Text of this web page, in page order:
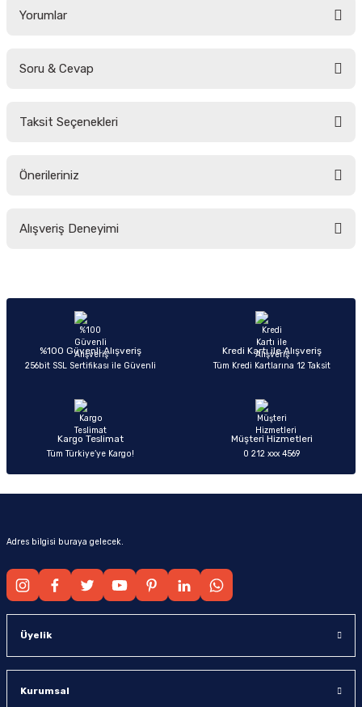
Yorumlar
Soru & Cevap
Taksit Seçenekleri
Önerileriniz
yetersiz gördüğünüz noktaları öneri formunu kullanarak tarafımıza
Ürün açıklamasında eksik bilgiler bulunuyor.
Ürün bilgilerinde hatalar bulunuyor.
Ürün fiyatı diğer sitelerden daha pahalı.
Alışveriş Deneyimi
Sitemize ilk yorumu siz yapın!
%100 Güvenli Alışveriş
256bit SSL Sertifikası ile Güvenli
Kredi Kartı ile Alışveriş
Tüm Kredi Kartlarına 12 Taksit
Kargo Teslimat
Tüm Türkiye’ye Kargo!
Müşteri Hizmetleri
0 212 xxx 4569
Adres bilgisi buraya gelecek.
Üyelik
Kurumsal